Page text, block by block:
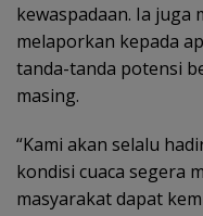
kewaspadaan. Ia juga
melaporkan kepada
tanda-tanda potensi
masing.
“Kami akan selalu
kondisi cuaca segera
masyarakat dapat